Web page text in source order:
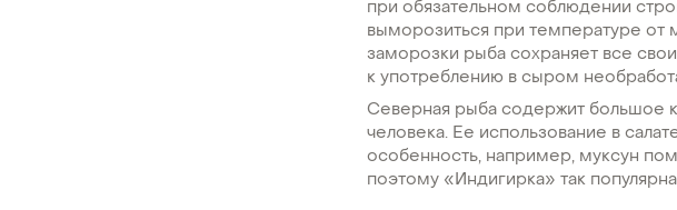
при обязательном соблюдении
выморозиться при температуре от
заморозки рыба сохраняет все
к употреблению в сыром
Северная рыба содержит большое
человека. Ее использование в
особенность, например, муксун
поэтому «Индигирка» так